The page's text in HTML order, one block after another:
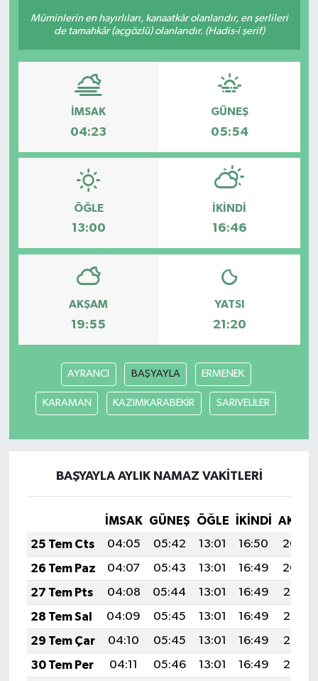
Müminlerin en hayırlıları, kanaatkâr olanlarıdır, en şerlileri
de tamahkâr (açgözlü) olanlarıdır. (Hadis-i şerif)
İMSAK
04:23
GÜNEŞ
05:54
ÖĞLE
13:00
İKINDI
16:46
AKŞAM
19:55
YATSI
21:20
AYRANCI BAŞYAYLA ERMENEK
KARAMAN KAZIMKARABEKİR SARIVELİLER
BAŞYAYLA AYLIK NAMAZ VAKITLERI
İMSAK GÜNEŞ ÖĞLE İKINDI
25 Tem Cts
04:05 05:42 13:01 16:50
20:09
26 Tem Paz
04:07 05:43 13:01 16:49
20:09
27 Tem Pts
04:08 05:44 13:01 16:49
20:08
28 Tem Sal
04:09 05:45 13:01 16:49
20:07
29 Tem Çar
04:10 05:45 13:01 16:49
20:06
30 Tem Per
04:11 05:46 13:01 16:49
20:05